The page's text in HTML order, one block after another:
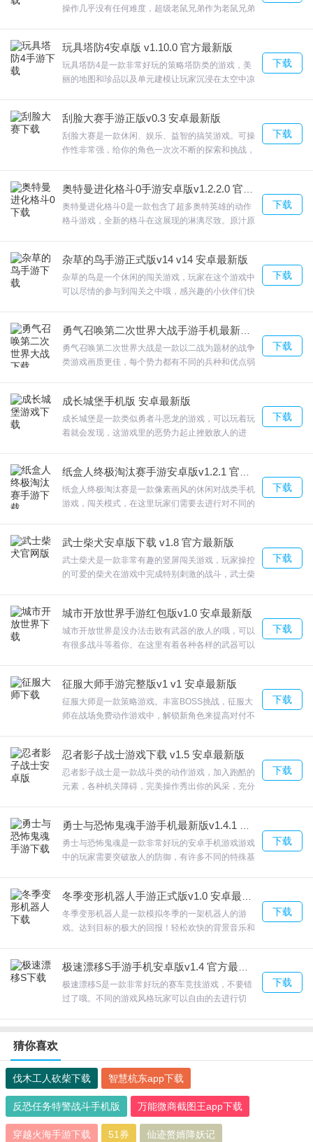
1.3D图像和非常真实的物理马达的使用允许玩家在游戏中自由展示
2.邀您任性翻滚，在不同的领域自由的探索，征服高山，赢得奖励，
顺利通过其关卡。
计是难免的
4.3D游戏的图像非常逼真，您可以在游戏中更改颜色并获得不同的
视觉效果。赛车的漂移很刺激
别被抓了更新日志
降低了游戏的难度
解决了一些已知的问题
操作几乎没有任何难度，超级老鼠兄弟作为老鼠兄弟
你更直观的参与比拼。欢迎来合众软件园下载体验。
玩具塔防4安卓版 v1.10.0 官方最新版
玩具塔防4是一款非常好玩的策略塔防类的游戏，美
丽的地图和珍品以及单元建模让玩家沉浸在太空中凉
和外太空等令人惊异的太空地图中探索72个任务；欢
迎来合众软件园下载体验。
下载
刮脸大赛手游正版v0.3 安卓最新版
刮脸大赛是一款休闲、娱乐、益智的搞笑游戏。可操
作性非常强，给你的角色一次次不断的探索和挑战，
会遇到各种陷阱，欢迎来合众软件园下载体验。
下载
奥特曼进化格斗0是一款包含了超多奥特英雄的动作
格斗游戏，全新的格斗在这展现的淋漓尽致。原汁原
战斗过程。欢迎来合众软件园下载体验。
下载
杂草的鸟手游正式版v14 v14 安卓最新版
杂草的鸟是一个休闲的闯关游戏，玩家在这个游戏中
可以尽情的参与到闯关之中哦，感兴趣的小伙伴们快
不要错过与他们的战斗，并赢得最后的冠军头衔。·小
鸟在屏幕内飞翔来闯关，在闯关的时候会有很多的阻
碍，欢迎来合众软件园下载体验。
下载
勇气召唤第二次世界大战是一款以二战为题材的战争
类游戏画质更佳，每个势力都有不同的兵种和优点弱
稳，几乎没有什么BUG；游戏拥有丰富的关卡内容设
定，欢迎来合众软件园下载体验。
下载
成长城堡手机版 安卓最新版
成长城堡是一款类似勇者斗恶龙的游戏，可以玩着玩
着就会发现，这游戏里的恶势力起止挫败敌人的进
在操控名将即时战斗的过程中，可手控释放110种名
将技能。 最新的特色玩法，还原经典策略游戏，感受
运筹帷幄点兵遣将的将领之风。net/android/69，
下载
纸盒人终极淘汰赛是一款像素画风的休闲对战类手机
游戏，闯关模式，在这里玩家们需要去进行对不同的
灭其他对手，欢迎来合众软件园下载体验。
下载
武士柴犬安卓版下载 v1.8 官方最新版
武士柴犬是一款非常有趣的竖屏闯关游戏，玩家操控
的可爱的柴犬在游戏中完成特别刺激的战斗，武士柴
软件园下载体验。
下载
城市开放世界手游红包版v1.0 安卓最新版
城市开放世界是没办法击败有武器的敌人的哦，可以
有很多战斗等着你。在这里有着各种各样的武器可以
家自己完成。欢迎来合众软件园下载体验。
下载
征服大师手游完整版v1 v1 安卓最新版
征服大师是一款策略游戏。丰富BOSS挑战，征服大
师在战场免费动作游戏中，解锁新角色来提高对付不
体验。
下载
忍者影子战士游戏下载 v1.5 安卓最新版
忍者影子战士是一款战斗类的动作游戏，加入跑酷的
元素，各种机关障碍，完美操作秀出你的风采，充分
件园下载体验。
下载
勇士与恐怖鬼魂是一款非常好玩的安卓手机游戏游戏
中的玩家需要突破敌人的防御，有许多不同的特殊基
的行为；勇士与恐怖鬼魂在整个游戏过程中，与恐怖
的老师和绑架者的妻子保持联系。欢迎来合众软件园
下载体验。
下载
冬季变形机器人是一款模拟冬季的一架机器人的游
戏。达到目标的极大的回报！轻松欢快的背景音乐和
升，解锁地图上的各个区域，让战斗变得更加激烈，
欢迎来合众软件园下载体验。
下载
极速漂移S是一款非常好玩的赛车竞技游戏，不要错
过了哦。不同的游戏风格玩家可以自由的去进行切
下载
猜你喜欢
伐木工人砍柴下载 智慧杭东app下载
反恐任务特警战斗手机版 万能微商截图王app下载
穿越火海手游下载 51券 仙迹赘婿降妖记